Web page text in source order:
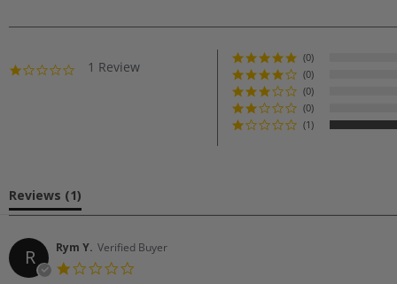
1.01 Review
(0)
(0)
(0)
(0)
(1)
Reviews (1)
R Rym Y. Verified Buyer